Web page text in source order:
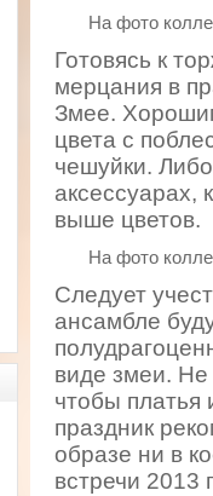
На фото
Готовясь к
мерцания в
Змее.
цвета с
чешуйки.
аксессуарах,
выше цветов.
На фото
Следует
ансамбле
виде змеи. Не
чтобы платья
праздник
образе ни в
встречи 2013